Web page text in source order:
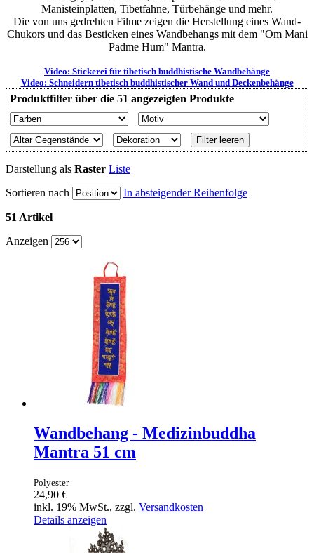
Manisteinplatten, Tibetfahne, Türbehänge und mehr.
Die von uns gedrehten Filme zeigen die Herstellung eines Wand-
Chukors und das Besticken eines Wandbehangs mit dem "Om Mani
Padme Hum" Mantra.
Video: Stickerei für tibetisch buddhistische Wandbehänge
Video: Schneidern tibetisch buddhistischer Wand und Deckenbehänge
Produktfilter über die 51 angezeigten Produkte
Filter leeren
Darstellung als Raster Liste
Sortieren nach
In absteigender Reihenfolge
51 Artikel
Anzeigen
Wandbehang - Medizinbuddha
Mantra 51 cm
Polyester
24,90 €
inkl. 19% MwSt., zzgl. Versandkosten
Details anzeigen